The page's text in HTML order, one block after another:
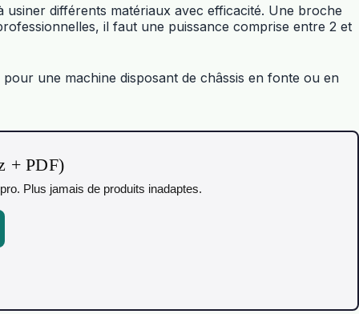
différents matériaux avec efficacité. Une broche
il faut une puissance comprise entre 2 et
une machine disposant de châssis en fonte ou en
+ PDF)
Plus jamais de produits inadaptes.